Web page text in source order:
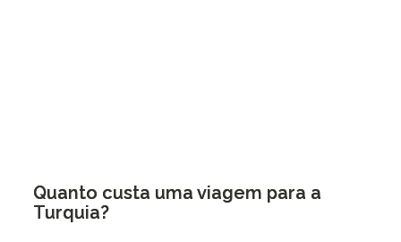
Quanto custa uma viagem para a
Turquia?